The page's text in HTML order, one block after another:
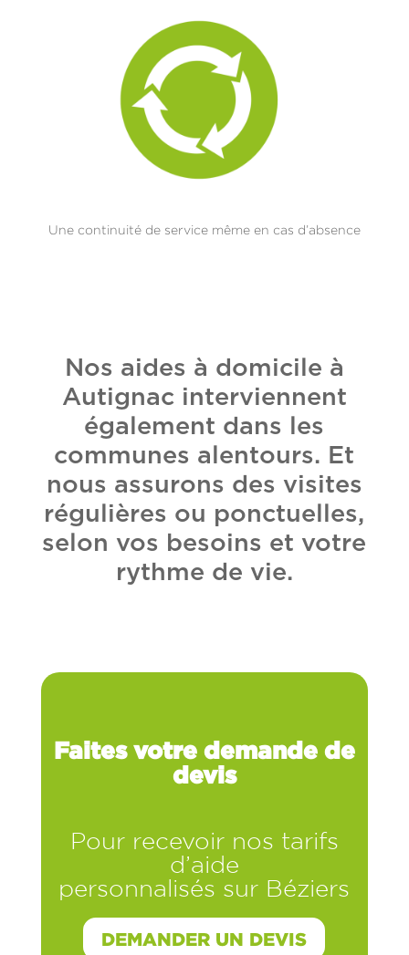
Une continuité de service même en cas d’absence
Nos aides à domicile à
Autignac interviennent
également dans les
communes alentours. Et
nous assurons des visites
régulières ou ponctuelles,
selon vos besoins et votre
rythme de vie.
Faites votre demande de
devis
Pour recevoir nos tarifs
d’aide
personnalisés sur Béziers
DEMANDER UN DEVIS